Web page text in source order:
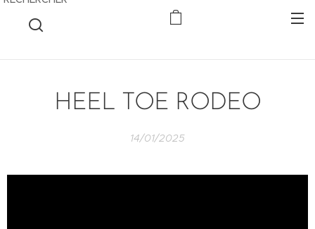
HEEL TOE RODEO
14/01/2025